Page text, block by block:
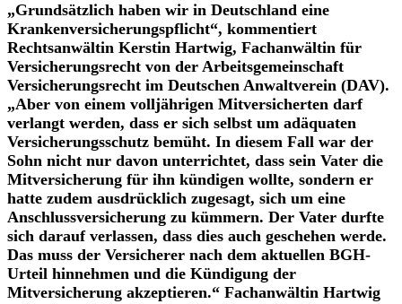
„Grundsätzlich haben wir in Deutschland eine
Krankenversicherungspflicht“, kommentiert
Rechtsanwältin Kerstin Hartwig, Fachanwältin für
Versicherungsrecht von der Arbeitsgemeinschaft
Versicherungsrecht im Deutschen Anwaltverein (DAV).
„Aber von einem volljährigen Mitversicherten darf
verlangt werden, dass er sich selbst um adäquaten
Versicherungsschutz bemüht. In diesem Fall war der
Sohn nicht nur davon unterrichtet, dass sein Vater die
Mitversicherung für ihn kündigen wollte, sondern er
hatte zudem ausdrücklich zugesagt, sich um eine
Anschlussversicherung zu kümmern. Der Vater durfte
sich darauf verlassen, dass dies auch geschehen werde.
Das muss der Versicherer nach dem aktuellen BGH-
Urteil hinnehmen und die Kündigung der
Mitversicherung akzeptieren.“ Fachanwältin Hartwig